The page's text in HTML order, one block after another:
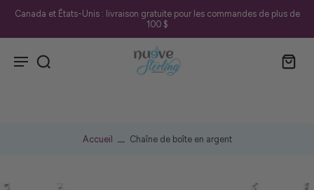
Canada et États-Unis : livraison gratuite pour les commandes de plus de
100 $
Accueil Chaîne de boîte en argent